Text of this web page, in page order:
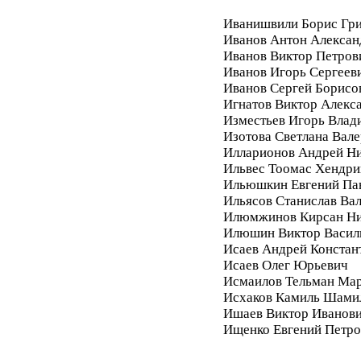
Иванишвили Борис
Иванов Антон
Иванов Виктор
Иванов Игорь
Иванов Сергей
Игнатов Виктор
Изместьев Игорь
Изотова Светлана
Илларионов Андрей
Ильвес Тоомас
Ильюшкин Евгений
Ильясов Станислав
Илюмжинов Кирсан
Илюшин Виктор
Исаев Андрей
Исаев Олег Юрьевич
Исмаилов Тельман
Исхаков Камиль
Ишаев Виктор
Ищенко Евгений